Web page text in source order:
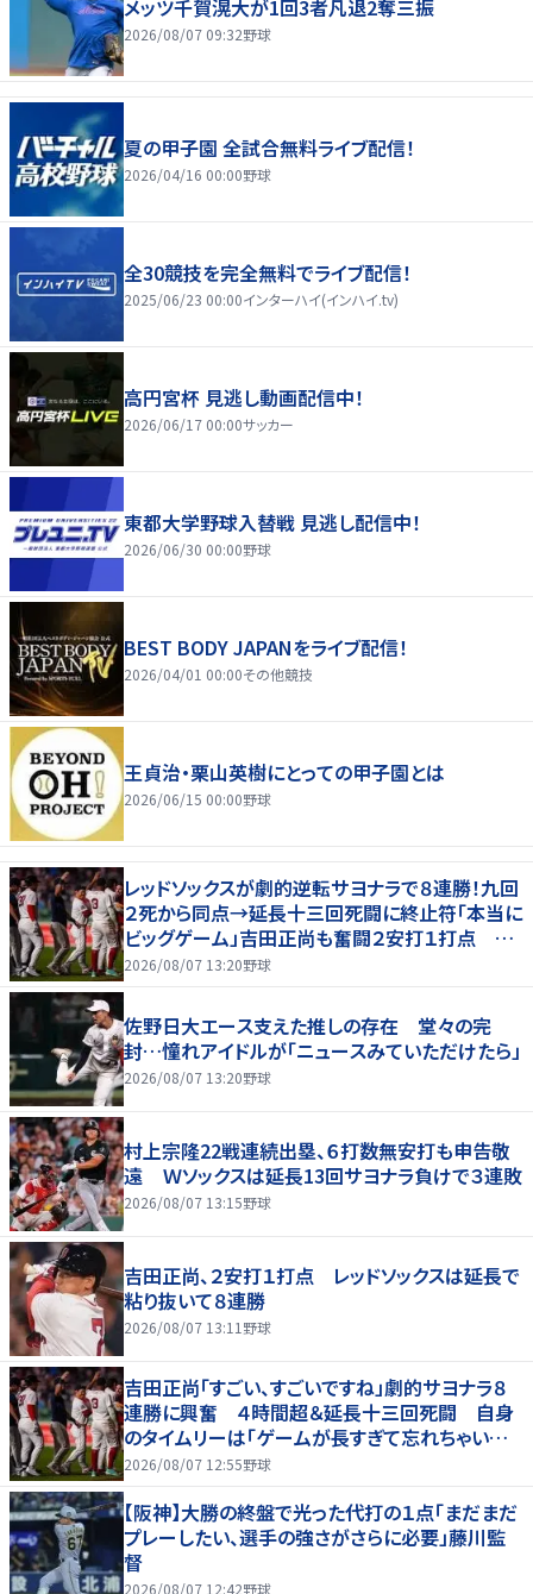
メッツ千賀滉大が1回3者凡退2奪三振
2026/08/07 09:32野球
夏の甲子園 全試合無料ライブ配信！
2026/04/16 00:00野球
全30競技を完全無料でライブ配信！
2025/06/23 00:00インターハイ(インハイ.tv)
高円宮杯 見逃し動画配信中！
2026/06/17 00:00サッカー
東都大学野球入替戦 見逃し配信中！
2026/06/30 00:00野球
BEST BODY JAPANをライブ配信！
2026/04/01 00:00その他競技
王貞治・栗山英樹にとっての甲子園とは
2026/06/15 00:00野球
レッドソックスが劇的逆転サヨナラで８連勝！九回
２死から同点→延長十三回死闘に終止符「本当に
ビッグゲーム」吉田正尚も奮闘２安打１打点 本
拠地熱狂
2026/08/07 13:20野球
佐野日大エース支えた推しの存在 堂々の完
封…憧れアイドルが「ニュースみていただけたら」
2026/08/07 13:20野球
村上宗隆22戦連続出塁、６打数無安打も申告敬
遠 Ｗソックスは延長13回サヨナラ負けで３連敗
2026/08/07 13:15野球
吉田正尚、２安打１打点 レッドソックスは延長で
粘り抜いて８連勝
2026/08/07 13:11 野球
吉田正尚「すごい、すごいですね」劇的サヨナラ８
連勝に興奮 ４時間超＆延長十三回死闘 自身
のタイムリーは「ゲームが長すぎて忘れちゃいまし
た」
2026/08/07 12:55野球
【阪神】大勝の終盤で光った代打の１点「まだまだ
プレーしたい、選手の強さがさらに必要」藤川監
督
2026/08/07 12:42野球